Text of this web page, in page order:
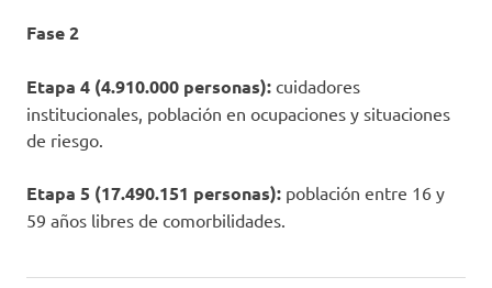
Fase 2
Etapa 4 (4.910.000 personas): cuidadores
institucionales, población en ocupaciones y situaciones
de riesgo.
Etapa 5 (17.490.151 personas): población entre 16 y
59 años libres de comorbilidades.